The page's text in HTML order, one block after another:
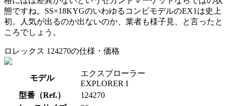
態ですね。SS×18KYGのいわゆるコンビモデルのEX1は史上
初。人気が出るのか出ないのか、業者も様子見、と言ったと
ころでしょう。
ロレックス 124270の仕様・価格
モデル
エクスプローラー
EXPLORER I
型番（Ref.）
124270